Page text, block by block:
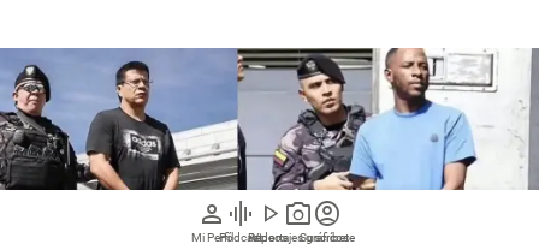
person
Mi Perfil
graphic_eq
Pódcast
play_arrow
Videos
photo_camera
Reportajes gráficos
account_circle
Suscríbete